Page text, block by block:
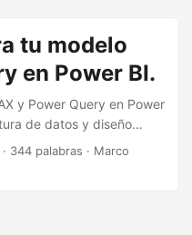
tu modelo
en Power BI.
y Power Query en Power
de datos y diseño
· 344 palabras · Marco